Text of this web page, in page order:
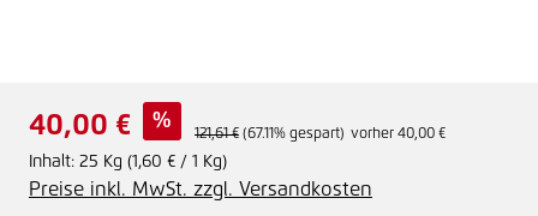
Verkaufspreis:
40,00 € %
Regulärer Preis:
121,61 € (67.11% gespart) vorher 40,00 €
Inhalt: 25 Kg (1,60 € / 1 Kg)
Preise inkl. MwSt. zzgl. Versandkosten